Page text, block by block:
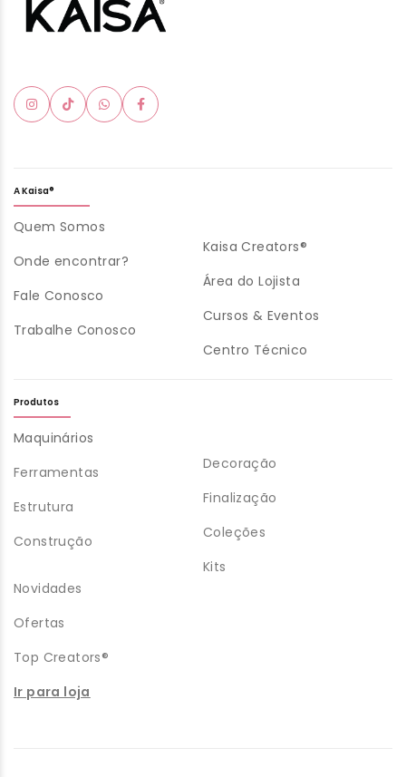
A Kaisa®
Quem Somos
Onde encontrar?
Fale Conosco
Trabalhe Conosco
Kaisa Creators®
Área do Lojista
Cursos & Eventos
Centro Técnico
Produtos
Maquinários
Ferramentas
Estrutura
Construção
Decoração
Finalização
Coleções
Kits
Novidades
Ofertas
Top Creators®
Ir para loja